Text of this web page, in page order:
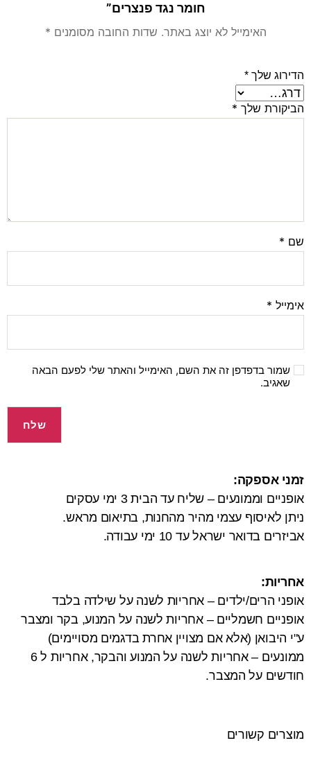
חומר נגד פנצרים”
האימייל לא יוצג באתר. שדות החובה מסומנים *
הדירוג שלך *
הביקורת שלך *
שם *
אימייל *
שמור בדפדפן זה את השם, האימייל והאתר שלי לפעם הבאה
שאגיב.
זמני אספקה:
אופניים וממונעים – שליח עד הבית 3 ימי עסקים
ניתן לאיסוף עצמי מהיר מהחנות, בתיאום מראש.
אביזרים בדואר ישראל עד 10 ימי עבודה.
אחריות:
אופני הרים/ילדים – אחריות לשנה על שילדה בלבד
אופניים חשמליים – אחריות לשנה על המנוע, בקר ומצבר
ע"י היבואן (אלא אם מצויין אחרת בדגמים מסויימים)
ממונעים – אחריות לשנה על המנוע והבקר, אחריות ל 6
חודשים על המצבר.
מוצרים קשורים